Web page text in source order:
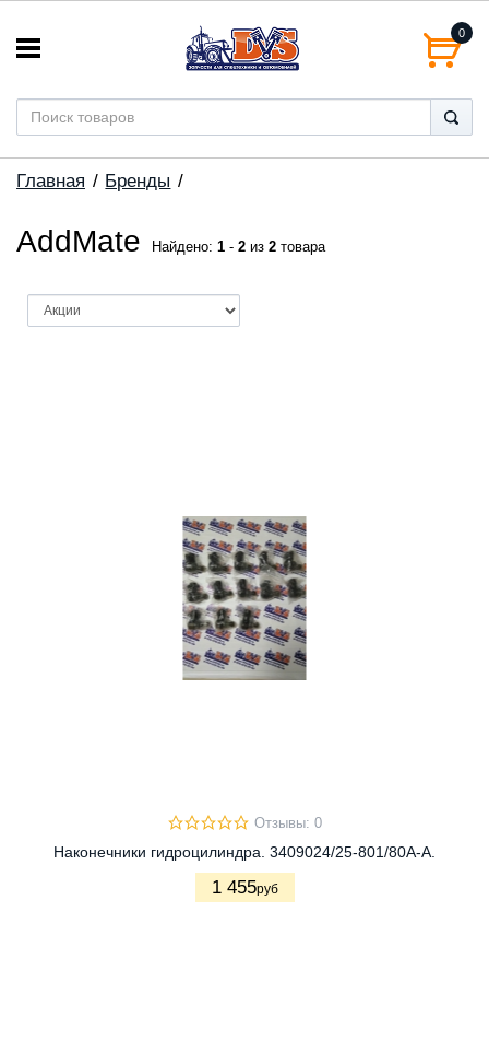
0
Главная Бренды
AddMate Найдено: 1 - 2 из 2 товара
Отзывы: 0
Наконечники гидроцилиндра. 3409024/25-801/80A-A.
1 455руб